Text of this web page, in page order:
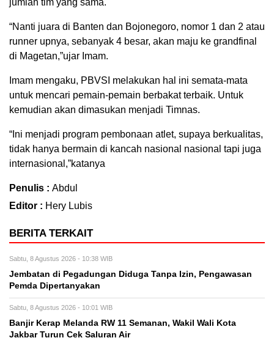
“Nanti juara di Banten dan Bojonegoro, nomor 1 dan 2 atau
runner upnya, sebanyak 4 besar, akan maju ke grandfinal
di Magetan,”ujar Imam.
Imam mengaku, PBVSI melakukan hal ini semata-mata
untuk mencari pemain-pemain berbakat terbaik. Untuk
kemudian akan dimasukan menjadi Timnas.
“Ini menjadi program pembonaan atlet, supaya berkualitas,
tidak hanya bermain di kancah nasional nasional tapi juga
internasional,”katanya
Penulis : Abdul
Editor : Hery Lubis
BERITA TERKAIT
Sabtu, 8 Agustus 2026 - 10:38 WIB
Jembatan di Pegadungan Diduga Tanpa Izin, Pengawasan
Pemda Dipertanyakan
Sabtu, 8 Agustus 2026 - 10:01 WIB
Banjir Kerap Melanda RW 11 Semanan, Wakil Wali Kota
Jakbar Turun Cek Saluran Air